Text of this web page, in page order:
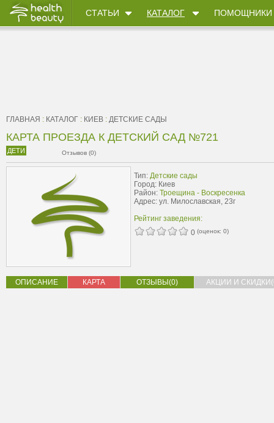
СТАТЬИ КАТАЛОГ ПОМОЩНИКИ
ГЛАВНАЯ : КАТАЛОГ : КИЕВ : ДЕТСКИЕ САДЫ
КАРТА ПРОЕЗДА К ДЕТСКИЙ САД №721
ДЕТИ Отзывов (0)
Тип: Детские сады
Город: Киев
Район: Троещина - Воскресенка
Адрес: ул. Милославская, 23г
Рейтинг заведения:
0 (оценок: 0)
ОПИСАНИЕ КАРТА ОТЗЫВЫ(0) АКЦИИ И